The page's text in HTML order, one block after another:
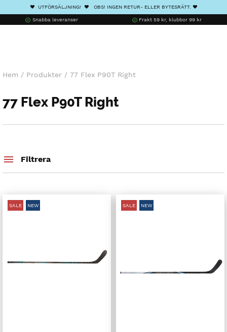
❤️ UTFÖRSÄLJNING! ❤️ OBS! INGEN RETUR- ELLER BYTESRÄTT. ❤️
Snabba leveranser Frakt 59 kr, klubbor 99 kr
Hem / Produkter / 77 Flex P90T Right
77 Flex P90T Right
Filtrera
SALE NEW SALE NEW